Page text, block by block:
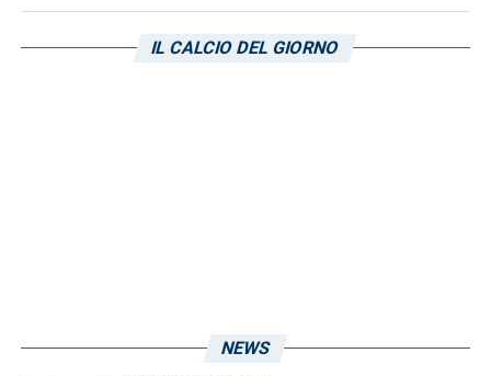
Gianluca Lapadula(squalificato). Capitan
IL CALCIO DEL GIORNO
NEWS